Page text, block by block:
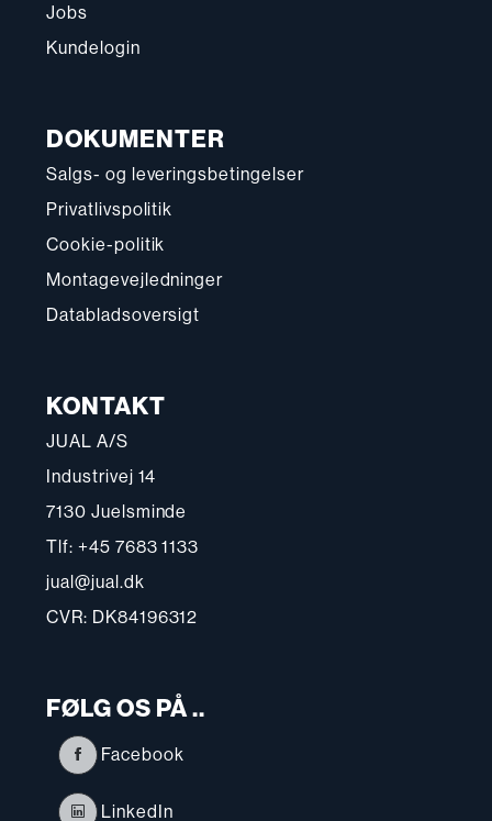
Jobs
Kundelogin
DOKUMENTER
Salgs- og leveringsbetingelser
Privatlivspolitik
Cookie-politik
Montagevejledninger
Databladsoversigt
KONTAKT
JUAL A/S
Industrivej 14
7130 Juelsminde
Tlf: +45 7683 1133
jual@jual.dk
CVR: DK84196312
FØLG OS PÅ ..
Facebook
LinkedIn